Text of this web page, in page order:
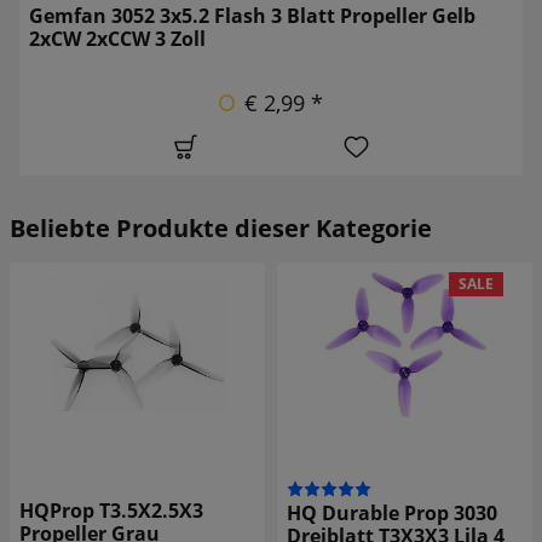
Gemfan 3052 3x5.2 Flash 3 Blatt Propeller Gelb
2xCW 2xCCW 3 Zoll
€ 2,99 *
Beliebte Produkte dieser Kategorie
T3.5X2.5X3
Grau
SALE
HQ Durable Prop 3030
Dreiblatt T3X3X3 Lila 4